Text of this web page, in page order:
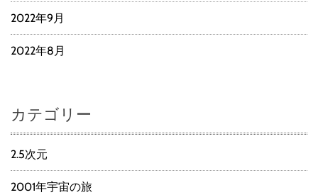
2022年9月
2022年8月
カテゴリー
2.5次元
2001年宇宙の旅